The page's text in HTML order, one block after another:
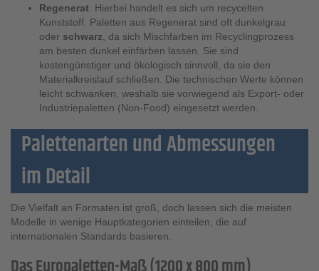
Regenerat: Hierbei handelt es sich um recycelten
Kunststoff. Paletten aus Regenerat sind oft dunkelgrau
oder schwarz , da sich Mischfarben im Recyclingprozess
am besten dunkel einfärben lassen. Sie sind
kostengünstiger und ökologisch sinnvoll, da sie den
Materialkreislauf schließen. Die technischen Werte können
leicht schwanken, weshalb sie vorwiegend als Export- oder
Industriepaletten (Non-Food) eingesetzt werden.
Palettenarten und Abmessungen
im Detail
Die Vielfalt an Formaten ist groß, doch lassen sich die meisten
Modelle in wenige Hauptkategorien einteilen, die auf
internationalen Standards basieren.